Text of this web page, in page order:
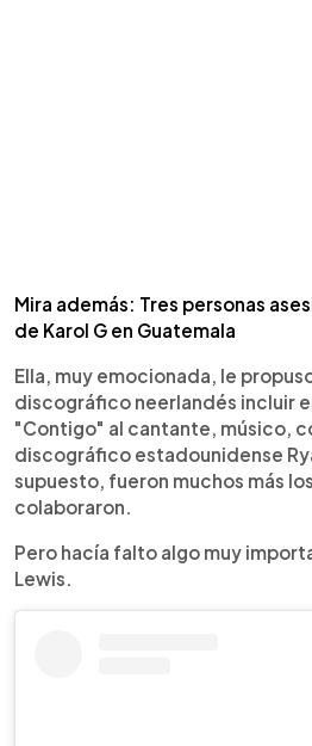
Mira además: Tres personas
de Karol G en Guatemala
Ella, muy emocionada, le
discográfico neerlandés incluir
"Contigo" al cantante, músico,
discográfico estadounidense
supuesto, fueron muchos más
colaboraron.
Pero hacía falto algo muy
Lewis.